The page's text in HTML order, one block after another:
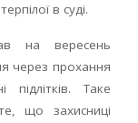
в суді.
на вересень
через прохання
Таке
що захисниці